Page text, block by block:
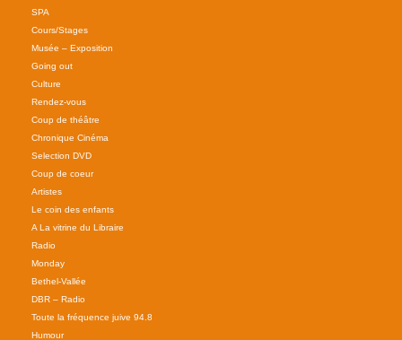
SPA
Cours/Stages
Musée – Exposition
Going out
Culture
Rendez-vous
Coup de théâtre
Chronique Cinéma
Selection DVD
Coup de coeur
Artistes
Le coin des enfants
A La vitrine du Libraire
Radio
Monday
Bethel-Vallée
DBR – Radio
Toute la fréquence juive 94.8
Humour